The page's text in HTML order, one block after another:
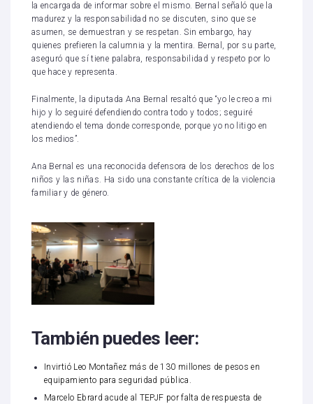
la encargada de informar sobre el mismo. Bernal señaló que la
madurez y la responsabilidad no se discuten, sino que se
asumen, se demuestran y se respetan. Sin embargo, hay
quienes prefieren la calumnia y la mentira. Bernal, por su parte,
aseguró que sí tiene palabra, responsabilidad y respeto por lo
que hace y representa.
Finalmente, la diputada Ana Bernal resaltó que “yo le creo a mi
hijo y lo seguiré defendiendo contra todo y todos; seguiré
atendiendo el tema donde corresponde, porque yo no litigo en
los medios”.
Ana Bernal es una reconocida defensora de los derechos de los
niños y las niñas. Ha sido una constante crítica de la violencia
familiar y de género.
También puedes leer:
Invirtió Leo Montañez más de 130 millones de pesos en
equipamiento para seguridad pública.
Marcelo Ebrard acude al TEPJF por falta de respuesta de